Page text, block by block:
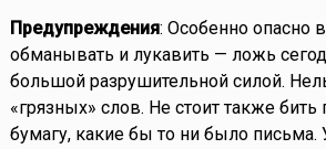
Предупреждения: Особенно опасно
обманывать и лукавить — ложь
большой разрушительной силой.
«грязных» слов. Не стоит также бить
бумагу, какие бы то ни было